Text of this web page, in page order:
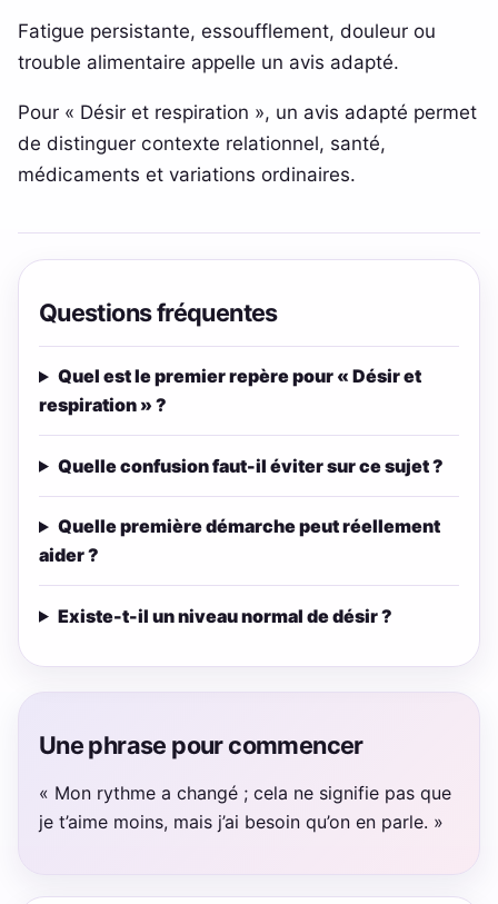
Fatigue persistante, essoufflement, douleur ou
trouble alimentaire appelle un avis adapté.
Pour « Désir et respiration », un avis adapté permet
de distinguer contexte relationnel, santé,
médicaments et variations ordinaires.
Questions fréquentes
Quel est le premier repère pour « Désir et
respiration » ?
Quelle confusion faut-il éviter sur ce sujet ?
Quelle première démarche peut réellement
aider ?
Existe-t-il un niveau normal de désir ?
Une phrase pour commencer
« Mon rythme a changé ; cela ne signifie pas que
je t’aime moins, mais j’ai besoin qu’on en parle. »